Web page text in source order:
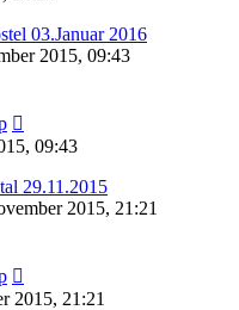
03.Januar 2016
2015, 09:43
09:43
29.11.2015
2015, 21:21
2015, 21:21